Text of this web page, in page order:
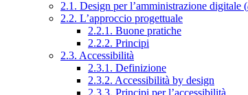
2.1. Design per l’amministrazione digitale (
2.2. L’approccio progettuale
2.2.1. Buone pratiche
2.2.2. Principi
2.3. Accessibilità
2.3.1. Definizione
2.3.2. Accessibilità by design
2.3.3. Principi per l’accessibilità